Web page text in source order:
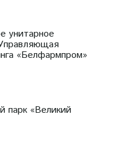
унитарное
«Белфармпром»
парк «Великий